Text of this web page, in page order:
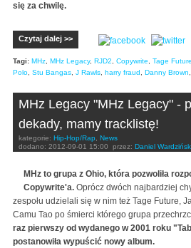
się za chwilę.
Czytaj dalej >>
Tagi: MHz, MHz Legacy, RJD2, Copywrite, Tage Future
Polo, Stu Bangas, J Rawls, harry fraud , Danny Brown,
MHz Legacy "MHz Legacy" -
dekady, mamy tracklistę!
kategorie: Hip-Hop/Rap, News
dodano: 2012-09-01 15:00 przez: Daniel
MHz to grupa z Ohio, która pozwoliła
Copywrite'a. Oprócz dwóch najbardziej
zespołu udzielali się w nim też Tage Future,
Camu Tao po śmierci którego grupa
raz pierwszy od wydanego w 2001 roku
postanowiła wypuścić nowy album.